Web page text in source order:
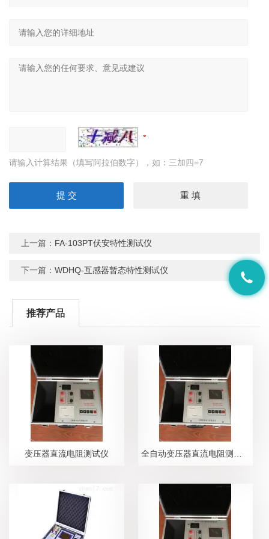
请输入计算结果（填写阿拉伯数字），如：三加四=7
上一篇： FA-103PT伏安特性测试仪
下一篇：WDHQ-互感器暂态特性测试仪
推荐产品
变压器直流电阻测试仪